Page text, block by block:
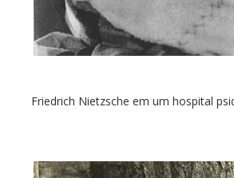
Friedrich Nietzsche em um hospital